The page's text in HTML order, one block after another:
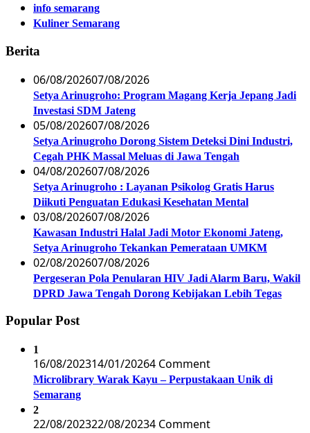
info semarang
Kuliner Semarang
Berita
06/08/202607/08/2026
Setya Arinugroho: Program Magang Kerja Jepang Jadi
Investasi SDM Jateng
05/08/202607/08/2026
Setya Arinugroho Dorong Sistem Deteksi Dini Industri,
Cegah PHK Massal Meluas di Jawa Tengah
04/08/202607/08/2026
Setya Arinugroho : Layanan Psikolog Gratis Harus
Diikuti Penguatan Edukasi Kesehatan Mental
03/08/202607/08/2026
Kawasan Industri Halal Jadi Motor Ekonomi Jateng,
Setya Arinugroho Tekankan Pemerataan UMKM
02/08/202607/08/2026
Pergeseran Pola Penularan HIV Jadi Alarm Baru, Wakil
DPRD Jawa Tengah Dorong Kebijakan Lebih Tegas
Popular Post
1
16/08/202314/01/20264 Comment
Microlibrary Warak Kayu – Perpustakaan Unik di
Semarang
2
22/08/202322/08/20234 Comment